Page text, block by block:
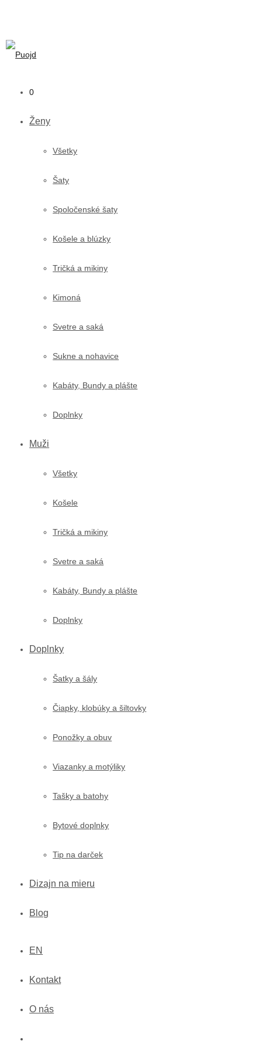
0
Ženy
Všetky
Šaty
Spoločenské šaty
Košele a blúzky
Tričká a mikiny
Kimoná
Svetre a saká
Sukne a nohavice
Kabáty, Bundy a plášte
Doplnky
Muži
Všetky
Košele
Tričká a mikiny
Svetre a saká
Kabáty, Bundy a plášte
Doplnky
Doplnky
Šatky a šály
Čiapky, klobúky a šiltovky
Ponožky a obuv
Viazanky a motýliky
Tašky a batohy
Bytové doplnky
Tip na darček
Dizajn na mieru
Blog
EN
Kontakt
O nás